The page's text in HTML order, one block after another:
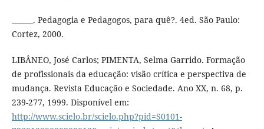
______. Pedagogia e Pedagogos, para quê?. 4ed. São Paulo:
Cortez, 2000.
LIBÂNEO, José Carlos; PIMENTA, Selma Garrido. Formação
de profissionais da educação: visão crítica e perspectiva de
mudança. Revista Educação e Sociedade. Ano XX, n. 68, p.
239-277, 1999. Disponível em:
http://www.scielo.br/scielo.php?pid=S0101-